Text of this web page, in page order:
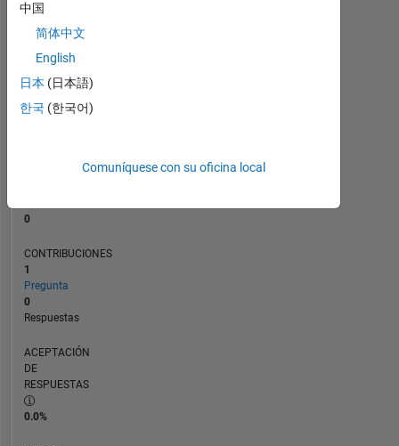
05/24
08/24
11/24
02/25
08/25
11/25
02/26
08/26
0
CONTRIBUCIONES
1
Pregunta
0
Respuestas
ACEPTACIÓN
DE
RESPUESTAS
0.0%
中国
简体中文
English
日本 (日本語)
한국 (한국어)
Comuníquese con su oficina local